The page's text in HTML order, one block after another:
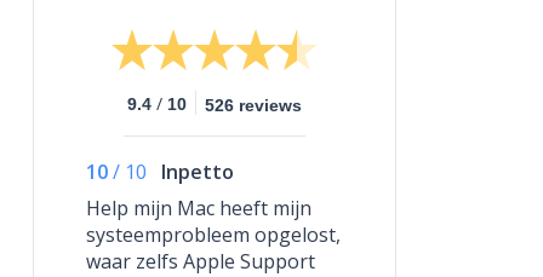
9.4 / 10 526 reviews
10/ 10
Inpetto
Help mijn Mac heeft mijn
systeemprobleem opgelost,
waar zelfs Apple Support